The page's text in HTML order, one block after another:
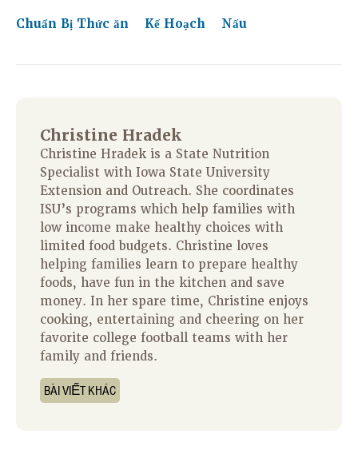
Chuẩn Bị Thức ăn Kế Hoạch Nấu
Christine Hradek
Christine Hradek is a State Nutrition
Specialist with Iowa State University
Extension and Outreach. She coordinates
ISU’s programs which help families with
low income make healthy choices with
limited food budgets. Christine loves
helping families learn to prepare healthy
foods, have fun in the kitchen and save
money. In her spare time, Christine enjoys
cooking, entertaining and cheering on her
favorite college football teams with her
family and friends.
BÀI VIẾT KHÁC